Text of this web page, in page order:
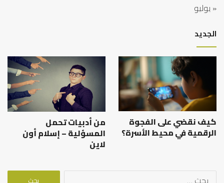
« يوليو
الجديد
كيف نقضي على الفجوة
الرقمية في محيط الأسرة؟
من أدبيات تحمل
المسؤلية – إسلام أون
لاين
البحث